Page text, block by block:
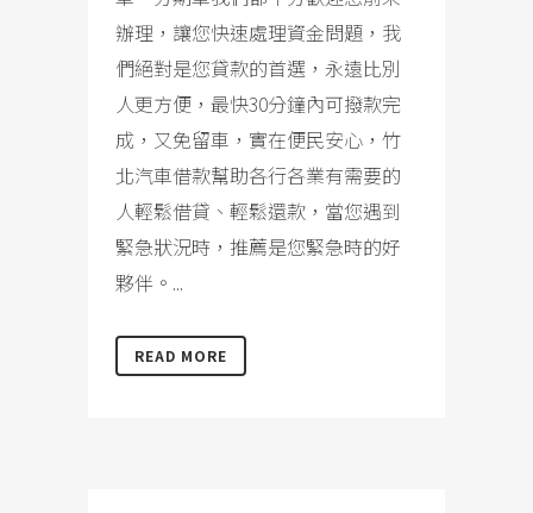
辦理，讓您快速處理資金問題，我
們絕對是您貸款的首選，永遠比別
人更方便，最快30分鐘內可撥款完
成，又免留車，實在便民安心，竹
北汽車借款幫助各行各業有需要的
人輕鬆借貸、輕鬆還款，當您遇到
緊急狀況時，推薦是您緊急時的好
夥伴。...
READ MORE